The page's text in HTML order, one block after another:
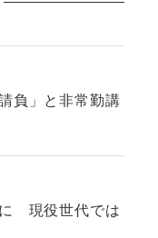
負」と非常勤講
現役世代では